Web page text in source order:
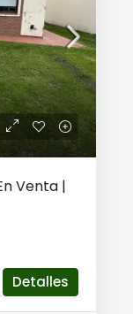
Venta |
Detalles